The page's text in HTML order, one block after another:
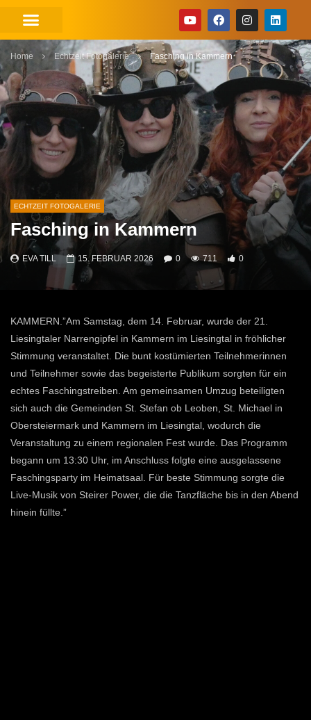
Home Echtzeit Fotogalerie Fasching in Kammern
ECHTZEIT FOTOGALERIE
Fasching in Kammern
EVA TILL 15. FEBRUAR 2026 0 711 0
KAMMERN.”Am Samstag, dem 14. Februar, wurde der 21.
Liesingtaler Narrengipfel in Kammern im Liesingtal in fröhlicher
Stimmung veranstaltet. Die bunt kostümierten Teilnehmerinnen
und Teilnehmer sowie das begeisterte Publikum sorgten für ein
echtes Faschingstreiben. Am gemeinsamen Umzug beteiligten
sich auch die Gemeinden St. Stefan ob Leoben, St. Michael in
Obersteiermark und Kammern im Liesingtal, wodurch die
Veranstaltung zu einem regionalen Fest wurde. Das Programm
begann um 13:30 Uhr, im Anschluss folgte eine ausgelassene
Faschingsparty im Heimatsaal. Für beste Stimmung sorgte die
Live-Musik von Steirer Power, die die Tanzfläche bis in den Abend
hinein füllte.”